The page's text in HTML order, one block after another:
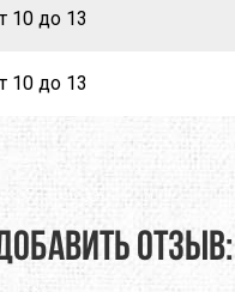
10 до 13
10 до 13
отзыв: